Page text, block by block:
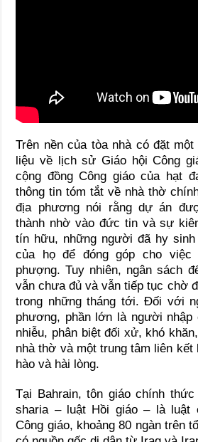
Trên nền của tòa nhà có đặt
liệu về lịch sử Giáo hội Công
cộng đồng Công giáo của hạt
thông tin tóm tắt về nhà thờ
địa phương nói rằng dự án
thành nhờ vào đức tin và sự
tín hữu, những người đã hy sinh
của họ để đóng góp cho
phượng. Tuy nhiên, ngân sách
vẫn chưa đủ và vẫn tiếp tục chờ
trong những tháng tới. Đối với
phương, phần lớn là người
nhiễu, phân biệt đối xử, khó
nhà thờ và một trung tâm liên
hào và hài lòng.
Tại Bahrain, tôn giáo chính
sharia – luật Hồi giáo – là luật
Công giáo, khoảng 80 ngàn trên